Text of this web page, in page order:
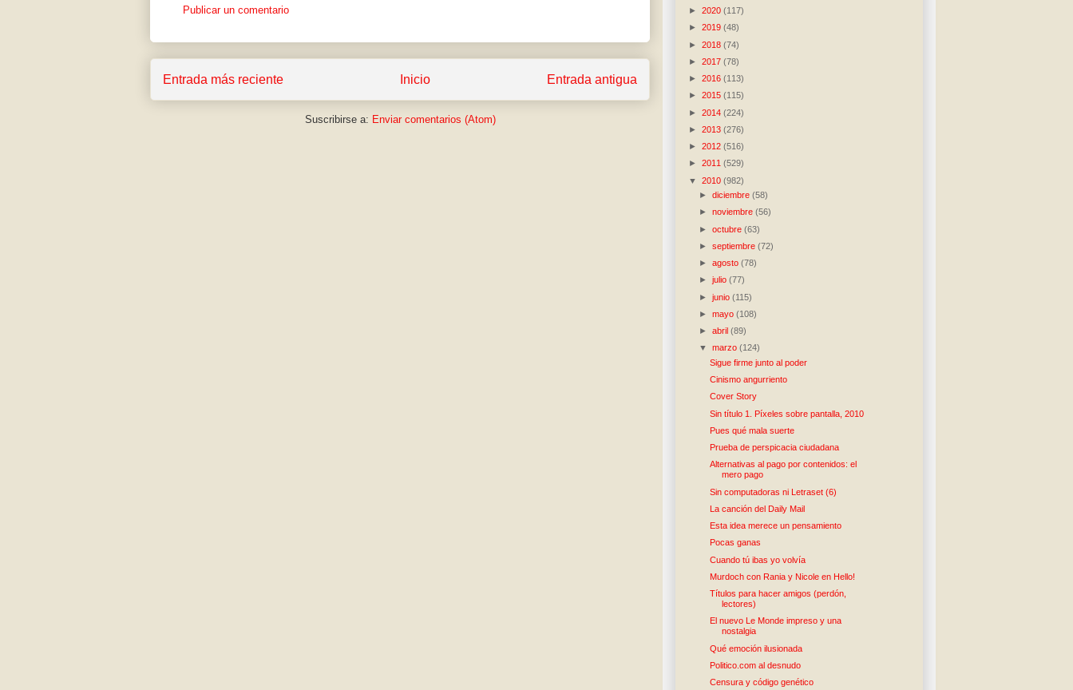
Publicar un comentario
Entrada más reciente Entrada antigua
Inicio
Suscribirse a: Enviar comentarios (Atom)
► 2020 (117)
► 2019 (48)
► 2018 (74)
► 2017 (78)
► 2016 (113)
► 2015 (115)
► 2014 (224)
► 2013 (276)
► 2012 (516)
► 2011 (529)
▼ 2010 (982)
►diciembre(58)
►noviembre(56)
►octubre(63)
►septiembre(72)
►agosto(78)
►julio(77)
►junio(115)
►mayo(108)
►abril(89)
▼marzo(124)
Sigue firme junto al poder
Cinismo angurriento
Cover Story
Sin título 1. Píxeles sobre pantalla, 2010
Pues qué mala suerte
Prueba de perspicacia ciudadana
Alternativas al pago por contenidos: el
mero pago
Sin computadoras ni Letraset (6)
La canción del Daily Mail
Esta idea merece un pensamiento
Pocas ganas
Cuando tú ibas yo volvía
Murdoch con Rania y Nicole en Hello!
Títulos para hacer amigos (perdón,
lectores)
El nuevo Le Monde impreso y una
nostalgia
Qué emoción ilusionada
Politico.com al desnudo
Censura y código genético